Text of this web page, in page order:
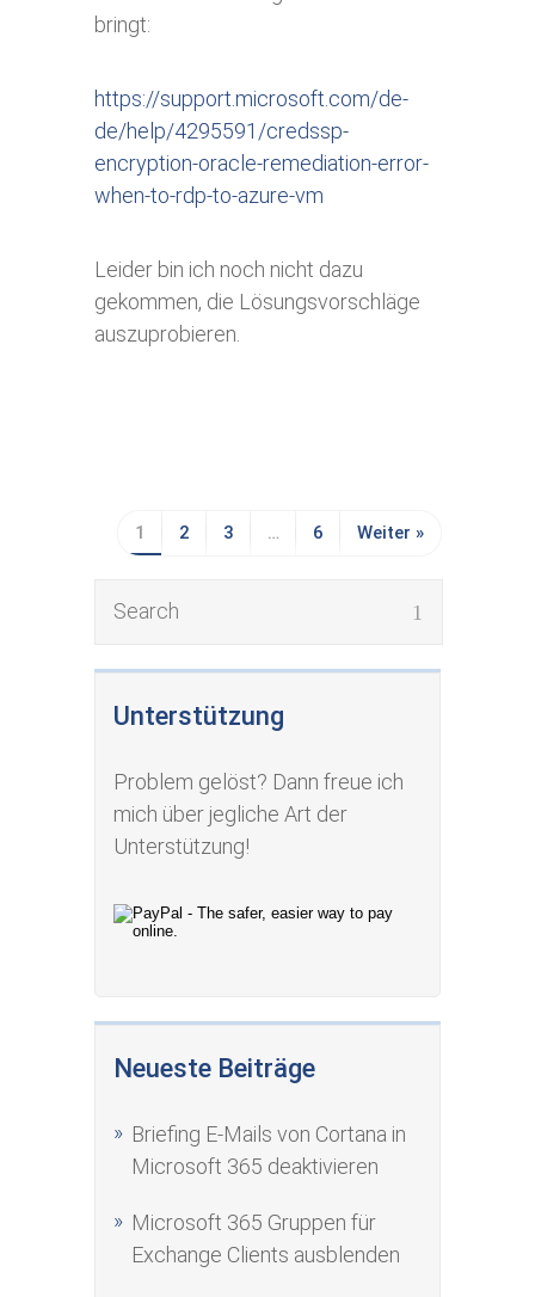
bringt:
https://support.microsoft.com/de-
de/help/4295591/credssp-
encryption-oracle-remediation-error-
when-to-rdp-to-azure-vm
Leider bin ich noch nicht dazu
gekommen, die Lösungsvorschläge
auszuprobieren.
1 2 3 … 6 Weiter »
Unterstützung
Problem gelöst? Dann freue ich
mich über jegliche Art der
Unterstützung!
Neueste Beiträge
Briefing E-Mails von Cortana in
Microsoft 365 deaktivieren
Microsoft 365 Gruppen für
Exchange Clients ausblenden